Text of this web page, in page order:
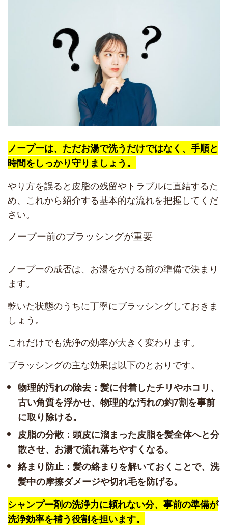
ノープーは、ただお湯で洗うだけではなく、手順と
時間をしっかり守りましょう。
やり方を誤ると皮脂の残留やトラブルに直結するた
め、これから紹介する基本的な流れを把握してくだ
さい。
ノープー前のブラッシングが重要
ノープーの成否は、お湯をかける前の準備で決まり
ます。
乾いた状態のうちに丁寧にブラッシングしておきま
しょう。
これだけでも洗浄の効率が大きく変わります。
ブラッシングの主な効果は以下のとおりです。
物理的汚れの除去：髪に付着したチリやホコリ、
古い角質を浮かせ、物理的な汚れの約7割を事前
に取り除ける。
皮脂の分散：頭皮に溜まった皮脂を髪全体へと分
散させ、お湯で流れ落ちやすくなる。
絡まり防止：髪の絡まりを解いておくことで、洗
髪中の摩擦ダメージや切れ毛を防げる。
シャンプー剤の洗浄力に頼れない分、事前の準備が
洗浄効率を補う役割を担います。